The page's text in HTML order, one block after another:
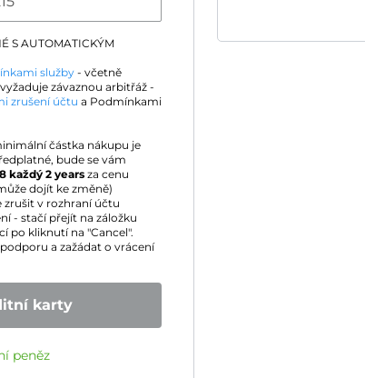
S AUTOMATICKÝM
služby - včetně
závaznou arbitřáž -
zrušení účtu a Podmínkami
částka nákupu je
bude se vám
každý 2 years za cenu
dojít ke změně)
v rozhraní účtu
- stačí přejít na záložku
po kliknutí na "Cancel".
a zažádat o vrácení
karty
peněz